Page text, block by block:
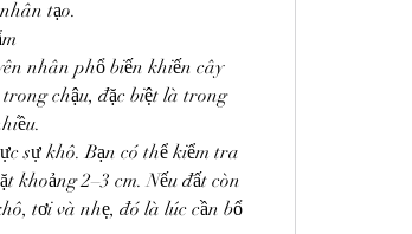
tạo.
nhân phổ biến khiến cây
chậu, đặc biệt là trong
sự khô. Bạn có thể kiểm tra
khoảng 2–3 cm. Nếu đất còn
tơi và nhẹ, đó là lúc cần bổ